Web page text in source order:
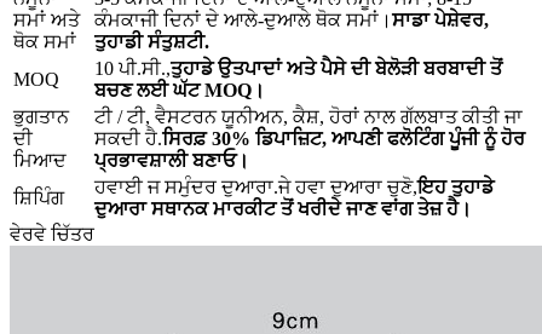
ਸਮਾਂ ਅਤੇ
ਥੋਕ ਸਮਾਂ
ਕੰਮਕਾਜੀ ਦਿਨਾਂ ਦੇ ਆਲੇ-ਦੁਆਲੇ ਥੋਕ ਸਮਾਂ।ਸਾਡਾ ਪੇਸ਼ੇਵਰ,
ਤੁਹਾਡੀ ਸੰਤੁਸ਼ਟੀ.
MOQ
10 ਪੀ.ਸੀ.,ਤੁਹਾਡੇ ਉਤਪਾਦਾਂ ਅਤੇ ਪੈਸੇ ਦੀ ਬੇਲੋੜੀ ਬਰਬਾਦੀ ਤੋਂ
ਬਚਣ ਲਈ ਘੱਟ MOQ।
ਭੁਗਤਾਨ
ਦੀ
ਮਿਆਦ
ਟੀ / ਟੀ, ਵੈਸਟਰਨ ਯੂਨੀਅਨ, ਕੈਸ਼, ਹੋਰਾਂ ਨਾਲ ਗੱਲਬਾਤ ਕੀਤੀ ਜਾ
ਸਕਦੀ ਹੈ.ਸਿਰਫ਼ 30% ਡਿਪਾਜ਼ਿਟ, ਆਪਣੀ ਫਲੋਟਿੰਗ ਪੂੰਜੀ ਨੂੰ ਹੋਰ
ਪ੍ਰਭਾਵਸ਼ਾਲੀ ਬਣਾਓ।
ਸ਼ਿਪਿੰਗ
ਹਵਾਈ ਜ ਸਮੁੰਦਰ ਦੁਆਰਾ.ਜੇ ਹਵਾ ਦੁਆਰਾ ਚੁਣੋ,ਇਹ ਤੁਹਾਡੇ
ਦੁਆਰਾ ਸਥਾਨਕ ਮਾਰਕੀਟ ਤੋਂ ਖਰੀਦੇ ਜਾਣ ਵਾਂਗ ਤੇਜ਼ ਹੈ।
ਵੇਰਵੇ ਚਿੱਤਰ